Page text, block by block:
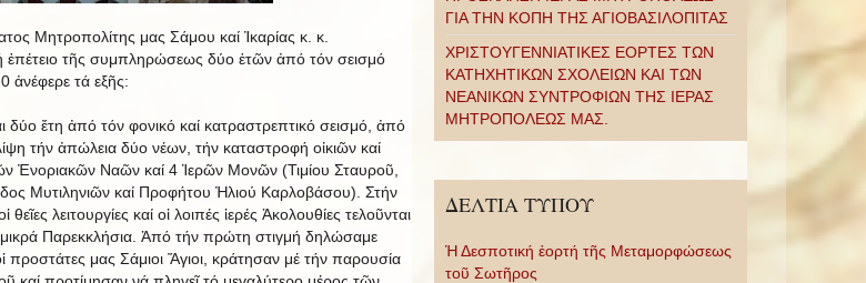
Μητροπολίτης μας Σάμου καί Ἰκαρίας κ. κ.
ἐπέτειο τῆς συμπληρώσεως δύο ἐτῶν ἀπό τόν σεισμό
τά εξῆς:
ἔτη ἀπό τόν φονικό καί κατραστρεπτικό σεισμό, ἀπό
τήν ἀπώλεια δύο νέων, τήν καταστροφή οἰκιῶν καί
Ἐνοριακῶν Ναῶν καί 4 Ἱερῶν Μονῶν (Τιμίου Σταυροῦ,
Μυτιληνιῶν καί Προφήτου Ἠλιού Καρλοβάσου). Στήν
λειτουργίες καί οἱ λοιπές ἱερές Ἀκολουθίες τελοῦνται
Παρεκκλήσια. Ἀπό τήν πρώτη στιγμή δηλώσαμε
προστάτες μας Σάμιοι Ἅγιοι, κράτησαν μέ τήν παρουσία
ΓΙΑ ΤΗΝ ΚΟΠΗ ΤΗΣ ΑΓΙΟΒΑΣΙΛΟΠΙΤΑΣ
ΧΡΙΣΤΟΥΓΕΝΝΙΑΤΙΚΕΣ ΕΟΡΤΕΣ ΤΩΝ
ΚΑΤΗΧΗΤΙΚΩΝ ΣΧΟΛΕΙΩΝ ΚΑΙ ΤΩΝ
ΝΕΑΝΙΚΩΝ ΣΥΝΤΡΟΦΙΩΝ ΤΗΣ ΙΕΡΑΣ
ΜΗΤΡΟΠΟΛΕΩΣ ΜΑΣ.
ΔΕΛΤΙΑ ΤΥΠΟΥ
Ἡ Δεσποτική ἑορτή τῆς Μεταμορφώσεως
τοῦ Σωτῆρος